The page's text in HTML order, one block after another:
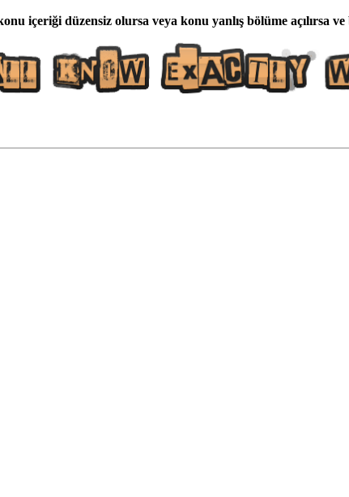
içeriği düzensiz olursa veya konu yanlış bölüme açılırsa